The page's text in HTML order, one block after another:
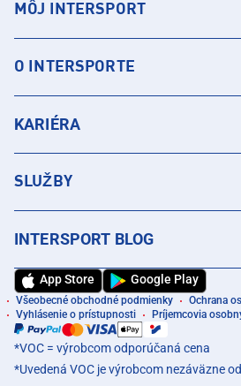
MÔJ INTERSPORT
O INTERSPORTE
KARIÉRA
SLUŽBY
INTERSPORT BLOG
App Store Google Play
Všeobecné obchodné podmienky Ochrana
Vyhlásenie o prístupnosti
Príjemcovia
*VOC = výrobcom odporúčaná cena
*Uvedená VOC je výrobcom nezáväzne